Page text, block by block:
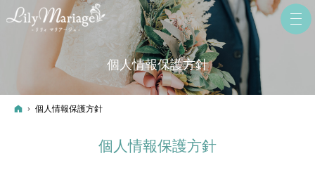
個人情報保護方針
ホーム
個人情報保護方針
個人情報保護方針